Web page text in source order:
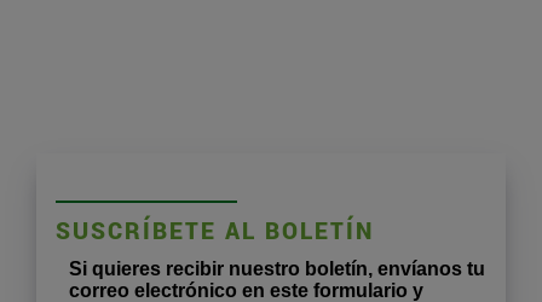
SUSCRÍBETE AL BOLETÍN
Si quieres recibir nuestro boletín, envíanos tu
correo electrónico en este formulario y